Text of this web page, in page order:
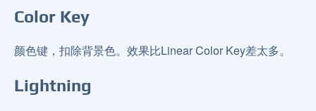
Color Key
颜色键，扣除背景色。效果比Linear Color Key差太多。
Lightning